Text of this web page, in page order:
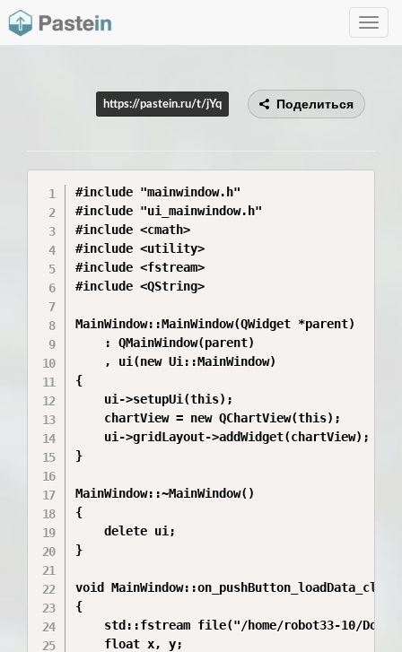
Toggle
https://pastein.ru/t/jYq Поделиться
#include "mainwindow.h"
#include "ui_mainwindow.h"
#include <cmath>
#include <utility>
#include <fstream>
#include <QString>
MainWindow::MainWindow(QWidget *parent)
    : QMainWindow(parent)
    , ui(new Ui::MainWindow)
{
    ui->setupUi(this);
    chartView = new QChartView(this);
    ui->gridLayout->addWidget(chartView);
}
MainWindow::~MainWindow()
{
    delete ui;
}
void
{
std::fstream file("/home/robot33-10/
    float x, y;